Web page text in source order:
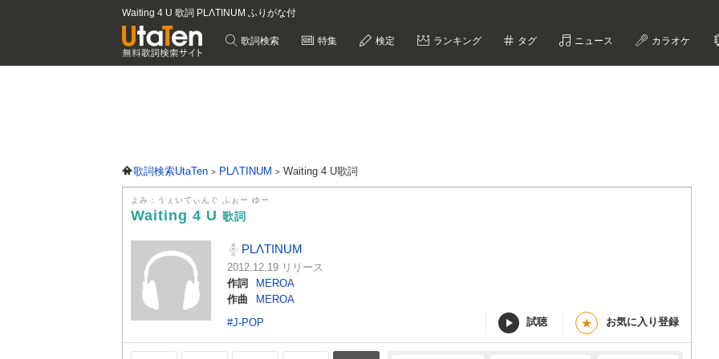
Waiting 4 U 歌詞 PLΛTINUM ふりがな付
歌詞検索 特集 検定 ランキング タグ ニュース カラオケ
歌詞検索UtaTen PLΛTINUM Waiting 4 U歌詞
よみ：うぇいてぃんぐ ふぉー ゆー
Waiting 4 U 歌詞
PLΛTINUM
2012.12.19 リリース
作詞
MEROA
作曲
MEROA
#J-POP
試聴 ★ お気に入り登録